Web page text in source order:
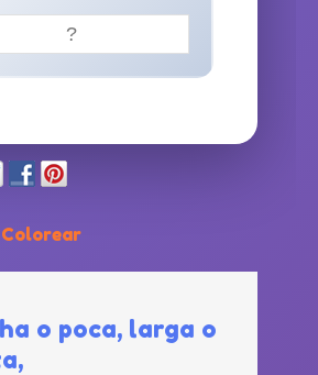
o poca, larga o